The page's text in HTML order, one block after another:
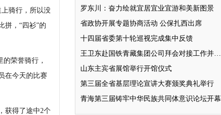
骑行，所以没
拼，“四衫”的
荣誉骑行，
在今天的比赛
获得了途中2个
罗东川：奋力绘就宜居宜业宜游和美新图景
省政协开展专题协商活动 公保扎西出席
十四届省委第十轮巡视完成集中反馈
王卫东赴国铁青藏集团公司拜会对接工作并座谈
山东主宾省展馆举行开馆仪式
第三届全省基层理论宣讲大赛颁奖典礼举行
青海第三届铸牢中华民族共同体意识论坛开幕